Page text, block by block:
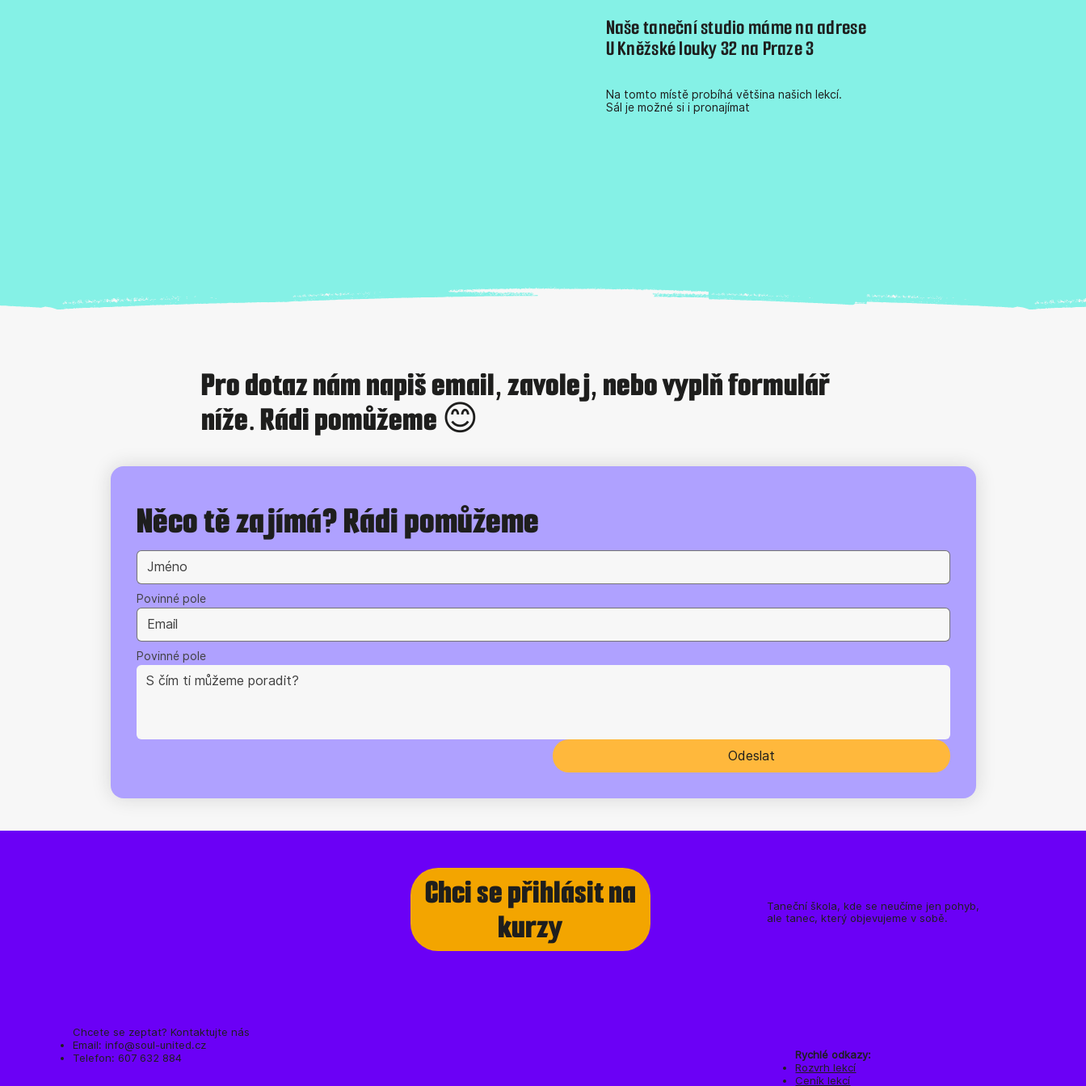
Naše taneční studio máme na adrese
U Kněžské louky 32 na Praze 3
Na tomto místě probíhá většina našich lekcí.
Sál je možné si i pronajímat
Pro dotaz nám napiš email, zavolej, nebo vyplň formulář
níže. Rádi pomůžeme 😊
Něco tě zajímá? Rádi pomůžeme
Povinné pole
Povinné pole
Odeslat
Chci se přihlásit na
kurzy
Taneční škola, kde se neučíme jen pohyb,
ale tanec, který objevujeme v sobě.
Chcete se zeptat? Kontaktujte nás
Email:info@soul-united.cz
Telefon: 607 632 884
Rychlé odkazy:​​
Rozvrh lekcí
Ceník lekcí